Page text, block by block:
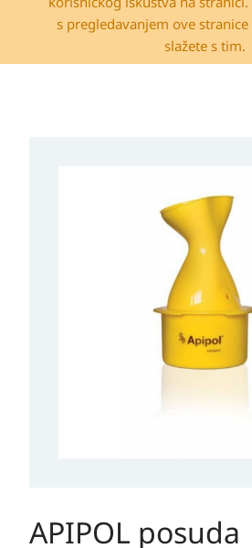
s pregledavanjem ove
slažete s tim.
APIPOL posuda